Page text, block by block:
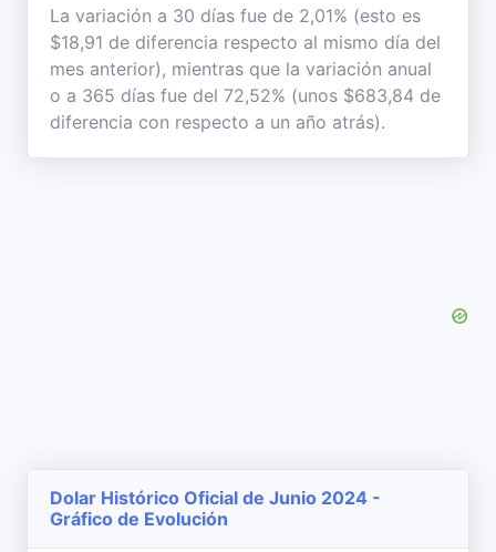
La variación a 30 días fue de 2,01% (esto es
$18,91 de diferencia respecto al mismo día del
mes anterior), mientras que la variación anual
o a 365 días fue del 72,52% (unos $683,84 de
diferencia con respecto a un año atrás).
Dolar Histórico Oficial de Junio 2024 -
Gráfico de Evolución